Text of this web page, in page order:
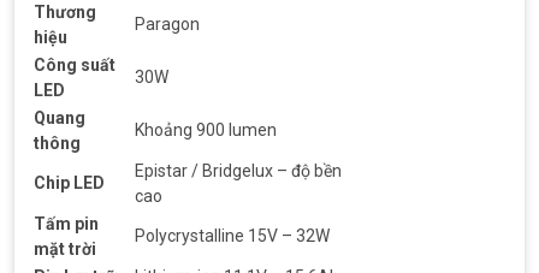
Thương
hiệu
Paragon
Công suất
LED
30W
Quang
thông
Khoảng 900 lumen
Chip LED
Epistar / Bridgelux – độ bền
cao
Tấm pin
mặt trời
Polycrystalline 15V – 32W